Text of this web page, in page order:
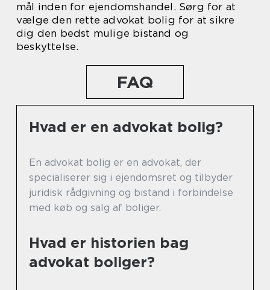
mål inden for ejendomshandel. Sørg for at
vælge den rette advokat bolig for at sikre
dig den bedst mulige bistand og
beskyttelse.
FAQ
Hvad er en advokat bolig?
En advokat bolig er en advokat, der
specialiserer sig i ejendomsret og tilbyder
juridisk rådgivning og bistand i forbindelse
med køb og salg af boliger.
Hvad er historien bag
advokat boliger?